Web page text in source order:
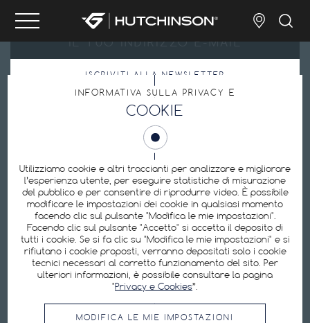
ISCRIVITI ALLA NEWSLETTER
Inviando il mio indirizzo e-mail, accetto l’
Preferenze sui cookie
Hutchinson è uno dei produttori leader mondiali di pneumatici per biciclette:
pneumatici tubeless, pneumatici per e-bike, pneumatici da strada, pneumatici
da MTB, camere d’aria, attrezzature di riparazione, kit di protezione contro le
forature.
SEGUITECI
INFORMATIVA SULLA PRIVACY E
COOKIE
Utilizziamo cookie e altri traccianti per analizzare e migliorare
l’esperienza utente, per eseguire statistiche di misurazione
del pubblico e per consentire di riprodurre video. È possibile
modificare le impostazioni dei cookie in qualsiasi momento
facendo clic sul pulsante "Modifica le mie impostazioni".
Facendo clic sul pulsante "Accetto" si accetta il deposito di
tutti i cookie. Se si fa clic su "Modifica le mie impostazioni" e si
rifiutano i cookie proposti, verranno depositati solo i cookie
tecnici necessari al corretto funzionamento del sito. Per
ulteriori informazioni, è possibile consultare la pagina
"Privacy e Cookies”.
MODIFICA LE MIE IMPOSTAZIONI